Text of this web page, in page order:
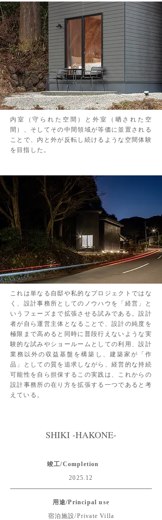
内室（守られた空間）と外室（晒された空
間）、そしてその中間領域が等価に並置される
ことで、内と外が反転し続けるような空間体験
を目指した。
これは単なる自邸や私的なプロジェクトではな
く、設計事務所としてのノウハウを「経営」と
いうフェーズまで拡張させる試みである。設計
者が自ら運営主体となることで、設計の純度を
極限まで高めると同時に普段行えないような実
験的な試みやショールームとしての利用、設計
業務以外の収益基盤を構築し、建築家が「作
品」としての質を追求しながら、経営的な持続
可能性を自ら担保するこの実践は、これからの
設計事務所の在り方を拡張する一つであると考
えている。
SHIKI -HAKONE-
竣工/Completion
2025.12
用途/Principal use
宿泊施設/Private Villa